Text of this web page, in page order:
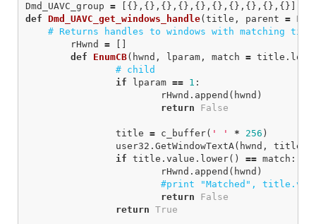
Dmd_UAVC_group =
[{},{},{},{},{},{},{},{},{},{}]
def Dmd_UAVC_get_windows_handle( title , parent =
rHwnd =
def
EnumCB( hwnd , lparam , match = title .
if
lparam == 1 :
rHwnd . append ( hwnd )
return
False
title = c_buffer( ' ' * 256 )
user32 . GetWindowTextA( hwnd , title
if title . value . lower() == match :
rHwnd . append ( hwnd )
return
False
return True